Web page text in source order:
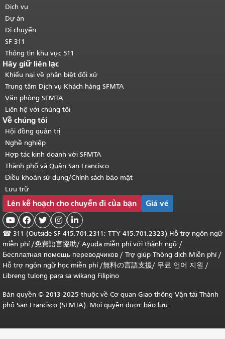
trang.Quay lại đầu trang nội dung
chính.
Dịch vụ
Dự án
Di chuyển
SF 311
Thông tin khu vực 511
Hãy giữ liên lạc
Khiếu nại về phân biệt đối xử
Trung tâm Dịch vụ Khách hàng SFMTA
Văn phòng SFMTA
Liên hệ với chúng tôi
Về chúng tôi
Hội đồng quản trị
Nghề nghiệp
Hợp tác kinh doanh với SFMTA
Thành phố và Quận San Francisco
Điều khoản sử dụng/Chính sách bảo mật
Lưu trữ
Lên kế hoạch cho chuyến đi của bạn Giá vé
    
☎ 311 (Outside SF 415.701.2311; TTY 415.701.2323) Hỗ trợ ngôn ngữ
miễn phí /免費語言協助/ Ayuda miễn phí với thành ngữ /
Бесплатная помощь переводчиков / Trợ giúp Thông dịch Miễn phí/
Hỗ trợ ngôn ngữ học miễn phí/無料の言語支援/ 무료 언어 지원 /
Libreng tulong para sa wikang Filipino
Bản quyền © 2013-2025 thuộc về Cơ quan Giao thông Vận tải Thành
phố San Francisco (SFMTA). Mọi quyền được bảo lưu.